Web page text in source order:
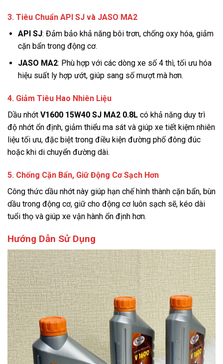
3. Tiêu Chuẩn API SJ và JASO MA2
API SJ: Đảm bảo khả năng bôi trơn, chống oxy hóa, giảm
cặn bẩn trong động cơ.
JASO MA2: Phù hợp với các dòng xe số 4 thì, tối ưu hóa
hiệu suất ly hợp ướt, giúp sang số mượt mà hơn.
4. Giảm Tiêu Hao Nhiên Liệu
Dầu nhớt V1600 15W40 SJ MA2 0.8L có khả năng duy trì
độ nhớt ổn định, giảm thiểu ma sát và giúp xe tiết kiệm nhiên
liệu tối ưu, đặc biệt trong điều kiện đường phố đông đúc
hoặc khi di chuyển đường dài.
5. Chống Cặn Bẩn, Giữ Động Cơ Sạch Hơn
Công thức dầu nhớt này giúp hạn chế hình thành cặn bẩn, bùn
dầu trong động cơ, giữ cho động cơ luôn sạch sẽ, kéo dài
tuổi thọ và giúp xe vận hành ổn định hơn.
Hướng Dẫn Sử Dụng